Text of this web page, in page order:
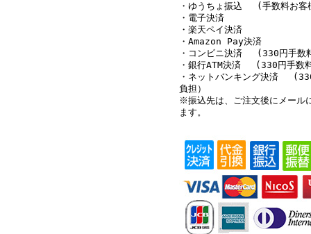
・ゆうちょ振込 (手数料お客
・電子決済
・楽天ペイ決済
・Amazon Pay決済
・コンビニ決済 (330円手数
・銀行ATM決済 (330円手数
・ネットバンキング決済
負担）
※振込先は、ご注文後にメール
ます。